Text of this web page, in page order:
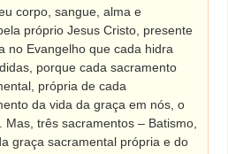
corpo, sangue, alma e
próprio Jesus Cristo, presente
no Evangelho que cada hidra
porque cada sacramento
própria de cada
da vida da graça em nós, o
três sacramentos – Batismo,
graça sacramental própria e do